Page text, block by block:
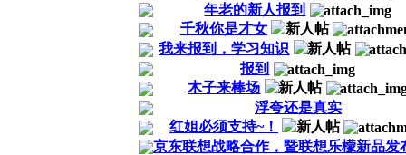
年老的新人报到
千秋你是才女
我来报到，学习知识
报到
木子来棒场
浮夸还是真实
红姐必须支持~！
京东联想战略合作，暨联想乐檬新品发